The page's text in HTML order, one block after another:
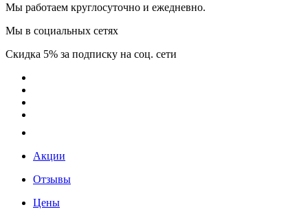
Мы работаем круглосуточно и ежедневно.
Мы в социальных сетях
Скидка 5% за подписку на соц. сети
Акции
Отзывы
Цены